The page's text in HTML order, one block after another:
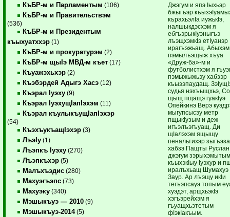
КъБР-м и Парламентым (106)
КъБР-м и Правительствэм
(536)
КъБР-м и Президентым
къыхуатххэр (1)
КъБР-м и прокуратурэм (2)
КъБР-м щыIэ МВД-м къет (17)
Къуажэхьхэр (2)
Къэбэрдей Адыгэ Хасэ (12)
Къэрал Iуэху (9)
Къэрал IуэхущIапIэхэм (11)
Къэрал къулыкъущIапIэхэр
(54)
КъэхъукъащIэхэр (3)
ЛъэIу (1)
Лъэпкъ Iуэху (270)
Лъэпкъхэр (5)
Малъхъэдис (280)
Махуэгъэпс (73)
Махуэку (340)
Мэшыкъуэ — 2010 (9)
Мэшыкъуэ-2014(5)
Джэгум и япэ Iыхьэр
бжыгъэр
кърахьэлIа иужькIэ,
налшыкдэсхэм я
ебгъэрыкIуэныгъэ
лъэщхэмкIэ етIуанэр
ирагъэжьащ. Абыхэм
пэмылъэщыж хъуа
«Друж-ба»-м и
футболистхэм я
пэмыжыжьэу хабзэр
къызэпаудащ.
судья нэхъыщхьэ,
щыщ пщащэ гуакIуэ
Опейкинэ Верэ
мыгупсысэу метр
пщыкIузым и деж
игъэлъэгъуащ. Ди
щIалэхэм ящыщу
пенальтихэр
хабзэ Пащты
джэгум
къыхэкIыу Iуэхур и
иралъхьащ Шумахуэ
Заур. Ар лъэщу икIи
тегъэпсауэ топым
хуэдэт, арщхьэкIэ
хэгъэрейхэм я
гъуащхьэтетым
фIэкIакъым.